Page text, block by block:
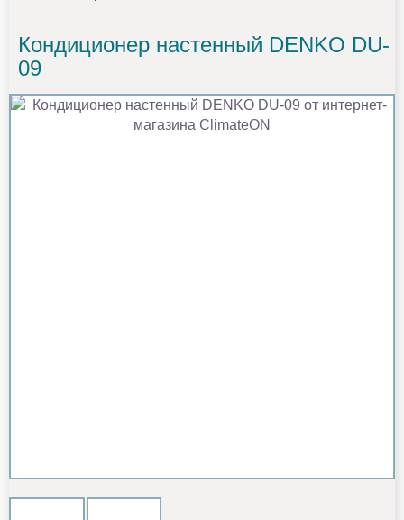
Кондиционер настенный DENKO DU-
09